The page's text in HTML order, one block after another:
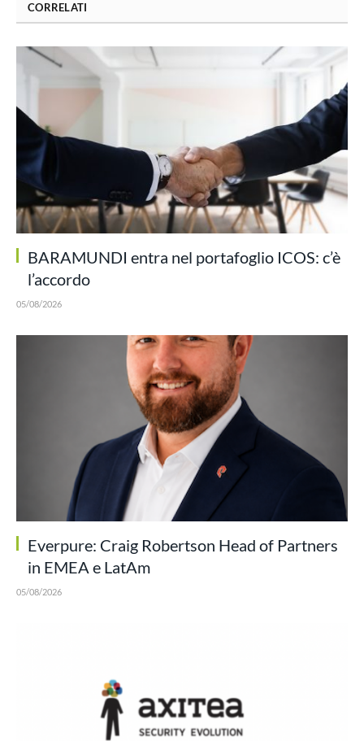
CORRELATI
BARAMUNDI entra nel portafoglio ICOS: c’è
l’accordo
05/08/2026
Everpure: Craig Robertson Head of Partners
in EMEA e LatAm
05/08/2026